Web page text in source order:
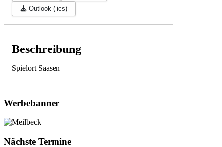
Outlook (.ics)
Beschreibung
Spielort Saasen
Werbebanner
Nächste Termine